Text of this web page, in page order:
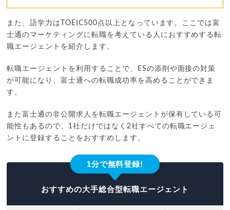
また、語学力はTOEIC500点以上となっています。ここでは富
士通のマーケティングに転職を考えている人におすすめする転
職エージェントを紹介します。
転職エージェントを利用することで、ESの添削や面接の対策
が可能になり、富士通への転職成功率を高めることができま
す。
また富士通の非公開求人を転職エージェントが保有している可
能性もあるので、1社だけではなく2社すべての転職エージェ
ントに登録することをおすすめします。
1分で無料登録!
おすすめの大手総合型転職エージェント